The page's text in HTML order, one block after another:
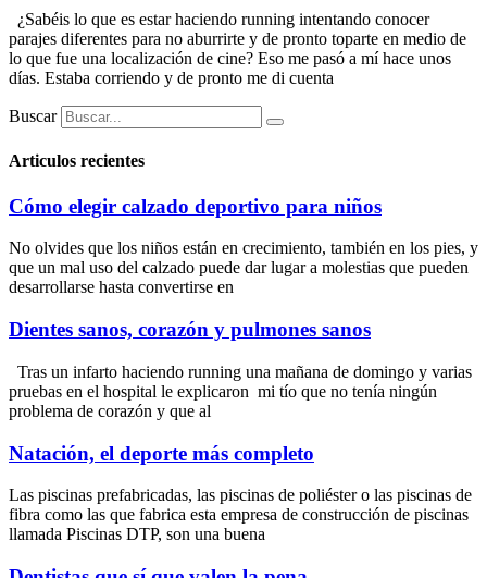
¿Sabéis lo que es estar haciendo running intentando conocer
parajes diferentes para no aburrirte y de pronto toparte en medio de
lo que fue una localización de cine? Eso me pasó a mí hace unos
días. Estaba corriendo y de pronto me di cuenta
Buscar
Articulos recientes
Cómo elegir calzado deportivo para niños
No olvides que los niños están en crecimiento, también en los pies, y
que un mal uso del calzado puede dar lugar a molestias que pueden
desarrollarse hasta convertirse en
Dientes sanos, corazón y pulmones sanos
Tras un infarto haciendo running una mañana de domingo y varias
pruebas en el hospital le explicaron mi tío que no tenía ningún
problema de corazón y que al
Natación, el deporte más completo
Las piscinas prefabricadas, las piscinas de poliéster o las piscinas de
fibra como las que fabrica esta empresa de construcción de piscinas
llamada Piscinas DTP, son una buena